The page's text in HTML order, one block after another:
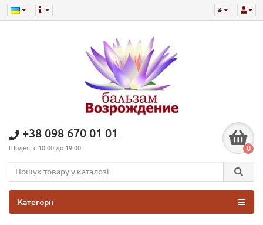
₴
+38 098 670 01 01
Щодня, с 10:00 до 19:00 0
Категорії